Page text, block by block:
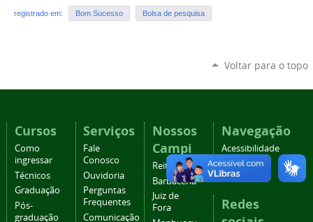
registrado em: Bom Sucesso Bolsa de pesquisa
Voltar para o topo
Cursos
Como
ingressar
Técnicos
Graduação
Pós-
graduação
Serviços
Fale
Conosco
Ouvidoria
Perguntas
Frequentes
Comunicação
Nossos
Campi
Reitoria
Barbacena
Juiz de
Fora
Navegação
Acessibilidade
Mapa do
site
Redes